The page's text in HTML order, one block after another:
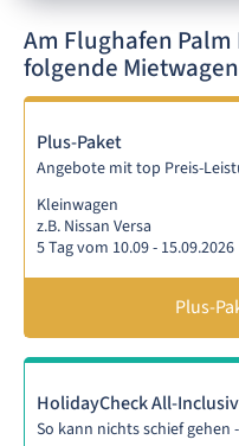
Am Flughafen
folgende
Plus-Paket
Angebote mit top Preis-
Kleinwagen
z.B. Nissan Versa
5 Tag vom 10.09 - 15.09.2026
Plus-
HolidayCheck All-
So kann nichts schief